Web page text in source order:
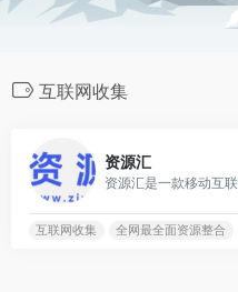
互联网收集
资源汇
互联网收集 全网最全面资源整合